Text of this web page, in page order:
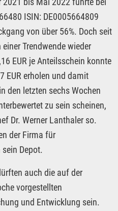
ISIN: DE0005664809
von über 56%. Doch seit
Trendwende wieder
EUR je Anteilsschein konnte
EUR erholen und damit
den letzten sechs Wochen
zu sein scheinen,
Dr. Werner Lanthaler so.
der Firma für
Depot.
auch die auf der
vorgestellten
und Entwicklung sein.